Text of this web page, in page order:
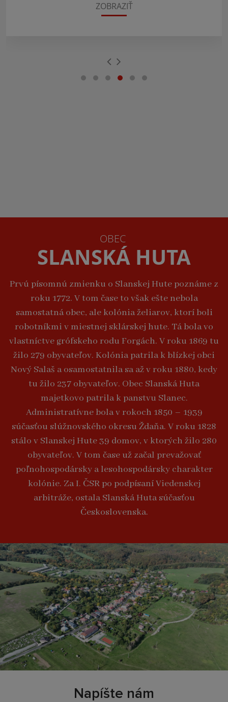
ZOBRAZIŤ
OBEC
SLANSKÁ HUTA
Prvú písomnú zmienku o Slanskej Hute poznáme z
roku 1772. V tom čase to však ešte nebola
samostatná obec, ale kolónia želiarov, ktorí boli
robotníkmi v miestnej sklárskej hute. Tá bola vo
vlastníctve grófskeho rodu Forgách. V roku 1869 tu
žilo 279 obyvateľov. Kolónia patrila k blízkej obci
Nový Salaš a osamostatnila sa až v roku 1880, kedy
tu žilo 237 obyvateľov. Obec Slanská Huta
majetkovo patrila k panstvu Slanec.
Administratívne bola v rokoch 1850 – 1939
súčasťou slúžnovského okresu Ždaňa. V roku 1828
stálo v Slanskej Hute 39 domov, v ktorých žilo 280
obyvateľov. V tom čase už začal prevažovať
poľnohospodársky a lesohospodársky charakter
kolónie. Za I. ČSR po podpísaní Viedenskej
arbitráže, ostala Slanská Huta súčasťou
Československa.
Napíšte nám